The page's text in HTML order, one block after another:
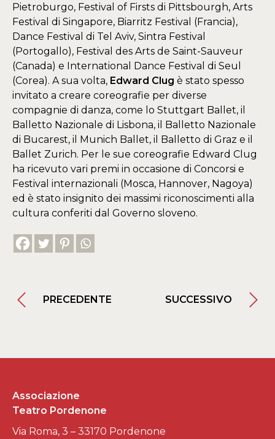
Pietroburgo, Festival of Firsts di Pittsbourgh, Arts
Festival di Singapore, Biarritz Festival (Francia),
Dance Festival di Tel Aviv, Sintra Festival
(Portogallo), Festival des Arts de Saint-Sauveur
(Canada) e International Dance Festival di Seul
(Corea). A sua volta, Edward Clug è stato spesso
invitato a creare coreografie per diverse
compagnie di danza, come lo Stuttgart Ballet, il
Balletto Nazionale di Lisbona, il Balletto Nazionale
di Bucarest, il Munich Ballet, il Balletto di Graz e il
Ballet Zurich. Per le sue coreografie Edward Clug
ha ricevuto vari premi in occasione di Concorsi e
Festival internazionali (Mosca, Hannover, Nagoya)
ed è stato insignito dei massimi riconoscimenti alla
cultura conferiti dal Governo sloveno.
PRECEDENTE SUCCESSIVO
Associazione
Teatro Pordenone
Via Roma, 3 – 33170 Pordenone